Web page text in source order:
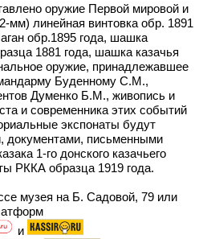
оружие Первой мировой и
мм) линейная винтовка обр. 1891
обр.1895 года, шашка
1881 года, шашка казачья
оружие, принадлежавшее
Буденному С.М.,
Думенко Б.М., живопись и
и современника этих событий
экспонаты будут
документами, письменными
1-го донского казачьего
РККА образца 1919 года.
музея на Б. Садовой, 79 или
и